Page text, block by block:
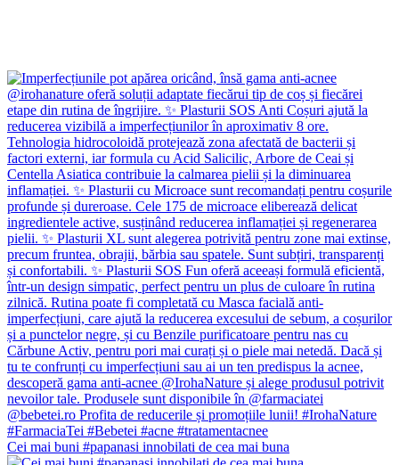
Cei mai buni #papanasi innobilati de cea mai buna